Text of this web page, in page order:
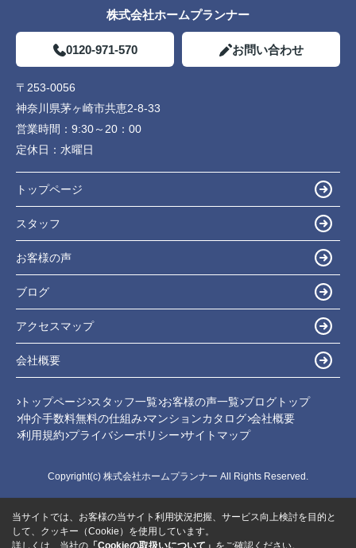
株式会社ホームプランナー
0120-971-570 お問い合わせ
〒253-0056
神奈川県茅ヶ崎市共恵2-8-33
営業時間： 9:30～20：00
定休日： 水曜日
トップページ
スタッフ
お客様の声
ブログ
アクセスマップ
会社概要
トップページ スタッフ一覧 お客様の声一覧 ブログトップ
仲介手数料無料の仕組み マンションカタログ 会社概要
利用規約 プライバシーポリシー サイトマップ
Copyright(c) 株式会社ホームプランナー All Rights Reserved.
当サイトでは、お客様の当サイト利用状況把握、サービス向上検討を目的と
して、クッキー（Cookie）を使用しています。
詳しくは、当社の 「Cookieの取扱いについて」 をご確認ください。